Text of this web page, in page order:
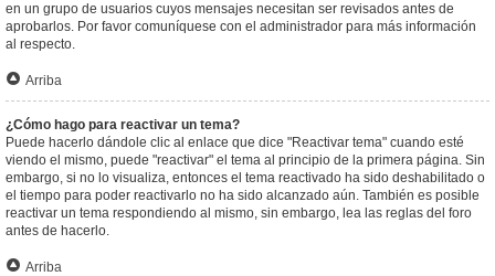
en un grupo de usuarios cuyos mensajes necesitan ser revisados antes de
aprobarlos. Por favor comuníquese con el administrador para más información
al respecto.
Arriba
¿Cómo hago para reactivar un tema?
Puede hacerlo dándole clic al enlace que dice "Reactivar tema" cuando esté
viendo el mismo, puede "reactivar" el tema al principio de la primera página. Sin
embargo, si no lo visualiza, entonces el tema reactivado ha sido deshabilitado o
el tiempo para poder reactivarlo no ha sido alcanzado aún. También es posible
reactivar un tema respondiendo al mismo, sin embargo, lea las reglas del foro
antes de hacerlo.
Arriba